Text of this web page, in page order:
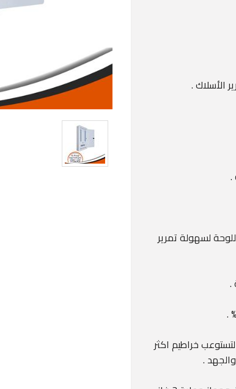
الأسلاك .
.
لسهولة تمرير
.
خراطيم اكثر
.